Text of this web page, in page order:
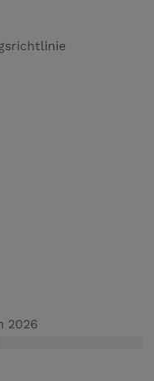
2026